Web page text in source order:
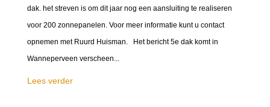
dak. het streven is om dit jaar nog een aansluiting te realiseren
voor 200 zonnepanelen. Voor meer informatie kunt u contact
opnemen met Ruurd Huisman. Het bericht 5e dak komt in
Wanneperveen verscheen...
Lees verder